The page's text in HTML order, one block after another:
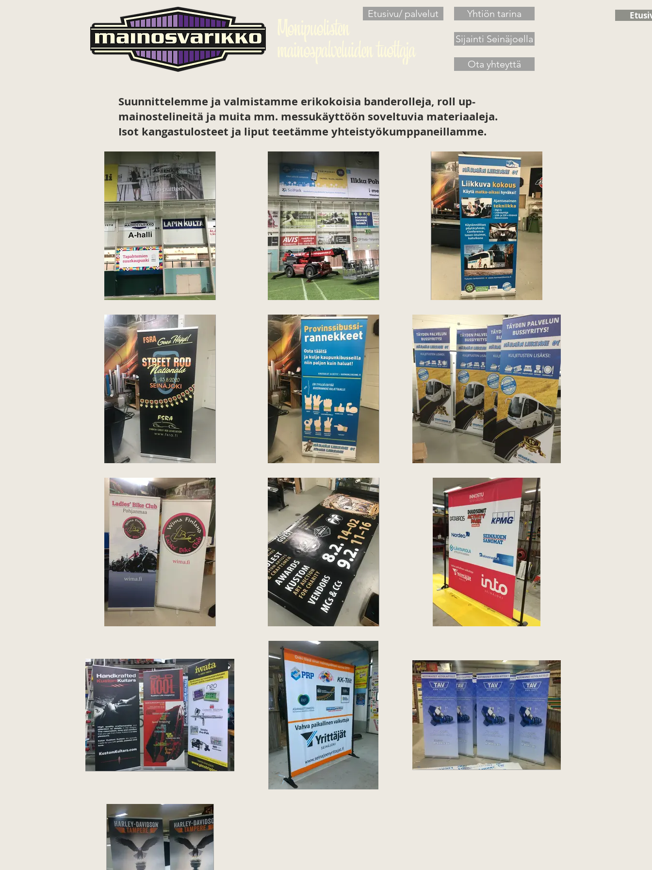
Etusivu/ palvelut Yhtiön tarina
Sijainti Seinäjoella
Ota yhteyttä
Suunnittelemme ja valmistamme erikokoisia banderolleja, roll up-
mainostelineitä ja muita mm. messukäyttöön soveltuvia materiaaleja.
Isot kangastulosteet ja liput teetämme yhteistyökumppaneillamme.